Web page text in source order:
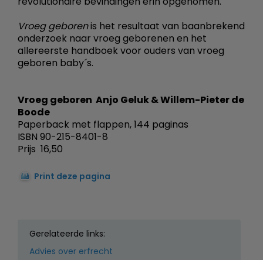
Vroeg geborenis het resultaat van baanbrekend
onderzoek naar vroeg geborenen en het
allereerste handboek voor ouders van vroeg
geboren baby´s.
Vroeg geboren  Anjo Geluk & Willem-Pieter de
Boode
Paperback met flappen, 144 paginas
ISBN 90-215-8401-8
Prijs  16,50
Print deze pagina
Gerelateerde links:
Advies over erfrecht